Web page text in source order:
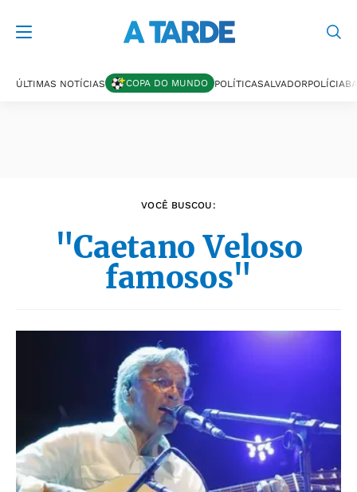
ÚLTIMAS NOTÍCIAS COPA DO MUNDO POLÍTICASALVADORPOLÍCIA
VOCÊ BUSCOU:
"Caetano Veloso
famosos"